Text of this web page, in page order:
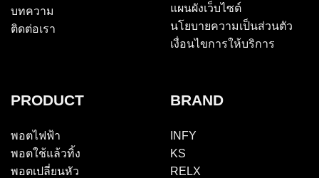
บทความ
ติดต่อเรา
แผนผังเว็บไซต์
นโยบายความเป็นส่วนตัว
เงื่อนไขการให้บริการ
PRODUCT
พอตไฟฟ้า
พอตใช้แล้วทิ้ง
พอตเปลี่ยนหัว
BRAND
INFY
KS
RELX